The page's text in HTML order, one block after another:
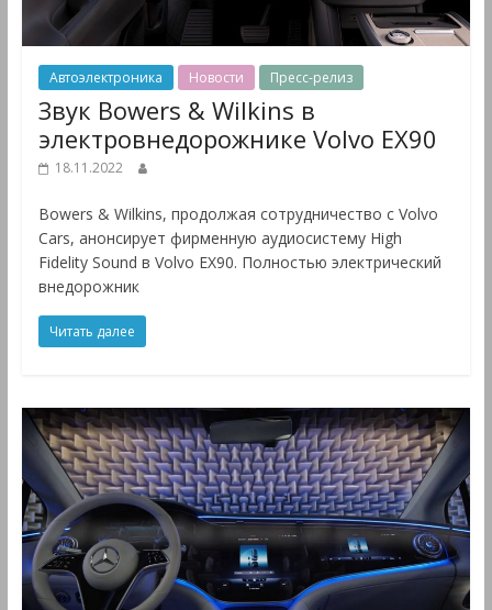
Автоэлектроника Новости Пресс-релиз
Звук Bowers & Wilkins в
электровнедорожнике Volvo EX90
18.11.2022
Bowers & Wilkins, продолжая сотрудничество с Volvo
Cars, анонсирует фирменную аудиосистему High
Fidelity Sound в Volvo EX90. Полностью электрический
внедорожник
Читать далее